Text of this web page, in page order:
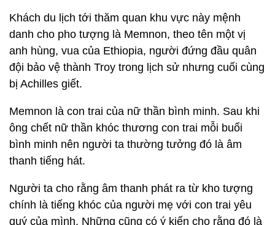
Khách du lịch tới thăm quan khu vực này mệnh
danh cho pho tượng là Memnon, theo tên một vị
anh hùng, vua của Ethiopia, người đứng đầu quân
đội bảo vệ thành Troy trong lịch sử nhưng cuối cùng
bị Achilles giết.
Memnon là con trai của nữ thần bình minh. Sau khi
ông chết nữ thần khóc thương con trai mỗi buổi
bình minh nên người ta thường tưởng đó là âm
thanh tiếng hát.
Người ta cho rằng âm thanh phát ra từ kho tượng
chính là tiếng khóc của người mẹ với con trai yêu
quý của mình. Những cũng có ý kiến cho rằng đó là